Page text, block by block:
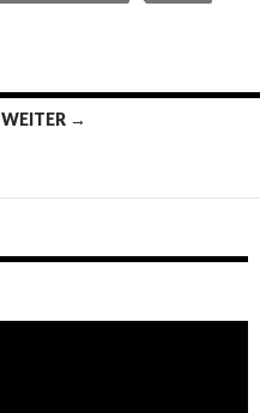
WEITER →